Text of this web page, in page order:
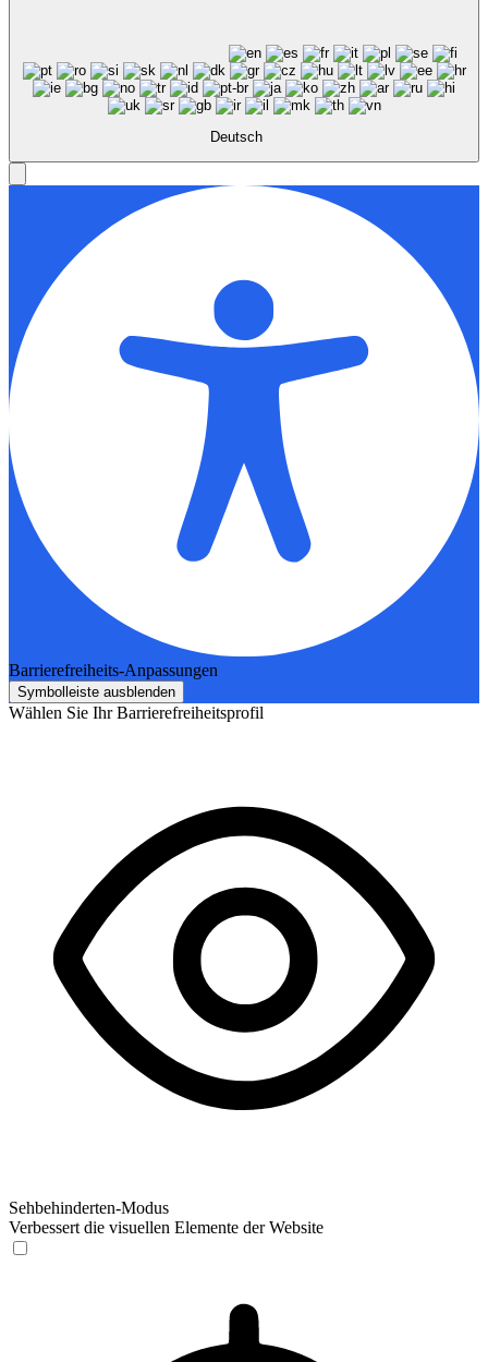
Deutsch
Barrierefreiheits-Anpassungen
Symbolleiste ausblenden
Wählen Sie Ihr Barrierefreiheitsprofil
Sehbehinderten-Modus
Verbessert die visuellen Elemente der Website